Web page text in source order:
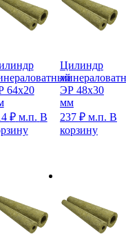
64х20
₽ м.п. В
Цилиндр
ЭР 48х30
мм
237 ₽ м.п. В
корзину